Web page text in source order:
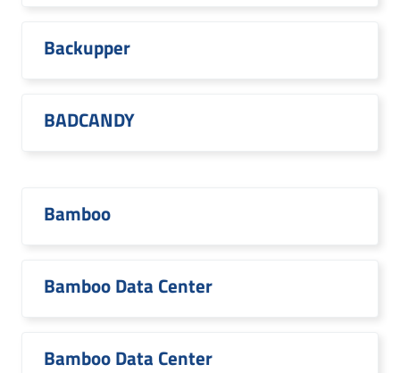
Backupper
BADCANDY
Bamboo
Bamboo Data Center
Bamboo Data Center